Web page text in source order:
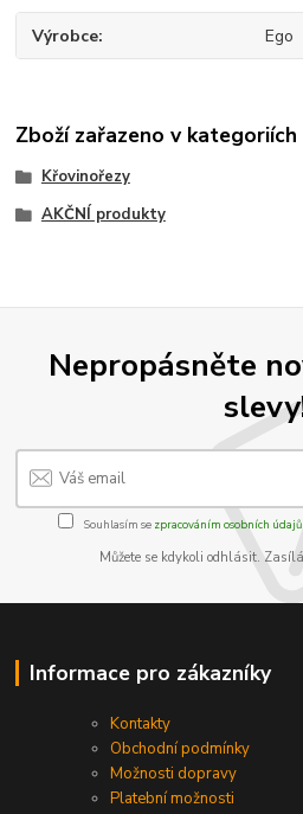
Výrobce Ego
Zboží zařazeno v kategoriích
Křovinořezy
AKČNÍ produkty
Nepropásněte
Souhlasím se zpracováním osobních údajů
Můžete se kdykoli odhlásit.
Informace pro zákazníky
Kontakty
Obchodní podmínky
Možnosti dopravy
Platební možnosti